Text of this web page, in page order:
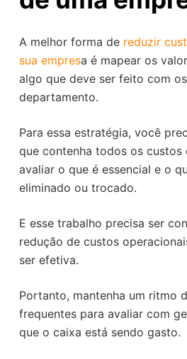
A melhor forma de reduzir
sua empresa é mapear os
algo que deve ser feito com
departamento.
Para essa estratégia, você
que contenha todos os custos
avaliar o que é essencial e o
eliminado ou trocado.
E esse trabalho precisa ser
redução de custos
ser efetiva.
Portanto, mantenha um ritmo
frequentes para avaliar com
que o caixa está sendo gasto.